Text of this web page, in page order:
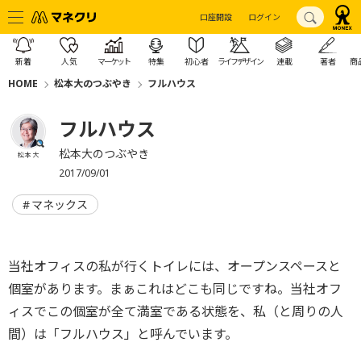
口座開設 ログイン
新着 人気 マーケット 特集 初心者 ライフデザイン 連載 著者 商
HOME 松本大のつぶやき フルハウス
松本 大
フルハウス
松本大のつぶやき
2017/09/01
マネックス
当社オフィスの私が行くトイレには、オープンスペースと
個室があります。まぁこれはどこも同じですね。当社オフ
ィスでこの個室が全て満室である状態を、私（と周りの人
間）は「フルハウス」と呼んでいます。